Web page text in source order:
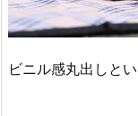
ビニル感丸出しと